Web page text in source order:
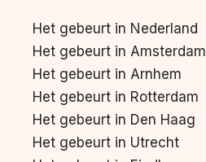
Het gebeurt in Nederland
Het gebeurt in Amsterdam
Het gebeurt in Arnhem
Het gebeurt in Rotterdam
Het gebeurt in Den Haag
Het gebeurt in Utrecht